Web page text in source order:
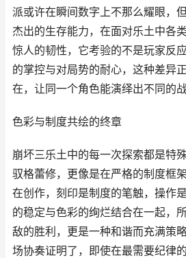
派或许在瞬间数字上不那么耀眼，
杰出的生存能力，在面对乐土中各
惊人的韧性，它考验的不是玩家反
的掌控与对局势的耐心，这种差异
在，让同一个角色能演绎出不同的战
色彩与制度共绘的终章
崩坏三乐土中的每一次探索都是特
驭格蕾修，更像是在严格的制度框
在创作，刻印是制度的笔触，操作
的稳定与色彩的绚烂结合在一起，
敌的胜利，更是一种和谐而充满策
场协奏证明了，即使在最需要纪律